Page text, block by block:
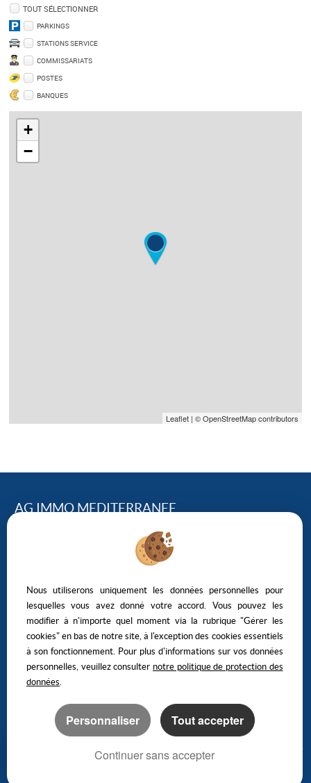
TOUT SÉLECTIONNER
PARKINGS
STATIONS SERVICE
COMMISSARIATS
POSTES
BANQUES
+
−
Leaflet| © OpenStreetMap contributors
AG IMMO MEDITERRANEE
124, Avenue Georges Clemenceau – 34500 BEZIERS
Mentions Légales Politique de protection des données
Gérer les cookies
Création site internet immobilier
Nous utiliserons uniquement les données personnelles pour
lesquelles vous avez donné votre accord. Vous pouvez les
modifier à n'importe quel moment via la rubrique "Gérer les
cookies" en bas de notre site, à l'exception des cookies essentiels
à son fonctionnement. Pour plus d'informations sur vos données
personnelles, veuillez consulter notre politique de protection des
données.
Personnaliser Tout accepter
Continuer sans accepter